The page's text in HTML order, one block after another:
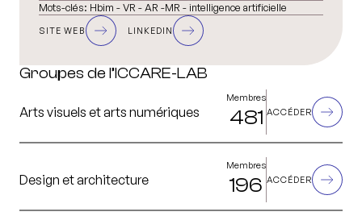
Mots-clés: Hbim - VR - AR -MR - intelligence artificielle
SITE WEB LINKEDIN
Groupes de l’ICCARE-LAB
Arts visuels et arts numériques
Membres
481 ACCÉDER
Design et architecture
Membres
196 ACCÉDER